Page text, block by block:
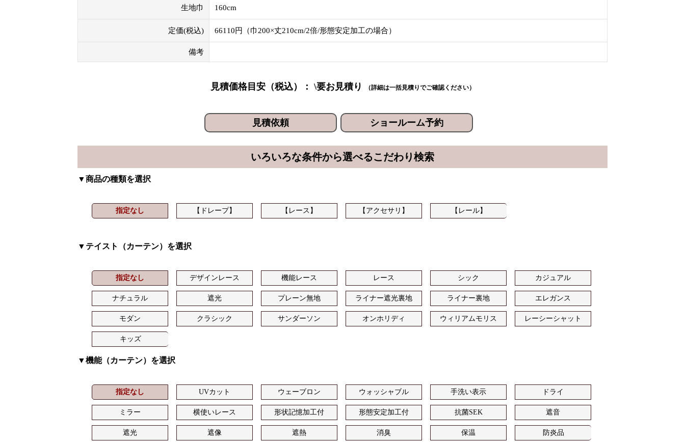
生地巾 160cm
定価(税込) 66110円（巾200×丈210cm/2倍/形態安定加工の場合）
備考
見積価格目安（税込）： \要お見積り （詳細は一括見積りでご確認ください）
見積依頼 ショールーム予約
いろいろな条件から選べるこだわり検索
▼商品の種類を選択
指定なし 【ドレープ】 【レース】 【アクセサリ】 【レール】
▼テイスト（カーテン）を選択
指定なし デザインレース 機能レース レース シック カジュアル
ナチュラル 遮光 プレーン無地 ライナー遮光裏地 ライナー裏地 エレガンス
モダン クラシック サンダーソン オンホリディ ウィリアムモリス レーシーシャット
キッズ
▼機能（カーテン）を選択
指定なし UVカット ウェーブロン ウォッシャブル 手洗い表示 ドライ
ミラー 横使いレース 形状記憶加工付 形態安定加工付 抗菌SEK 遮音
遮光 遮像 遮熱 消臭 保温 防炎品